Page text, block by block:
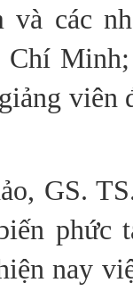
các
viên
GS.
phức
nay